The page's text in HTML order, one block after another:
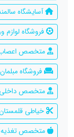
آسایشگاه
فروشگاه
متخصص اعصاب
فروشگاه
متخصص داخلی
خیاطی
متخصص تغذیه